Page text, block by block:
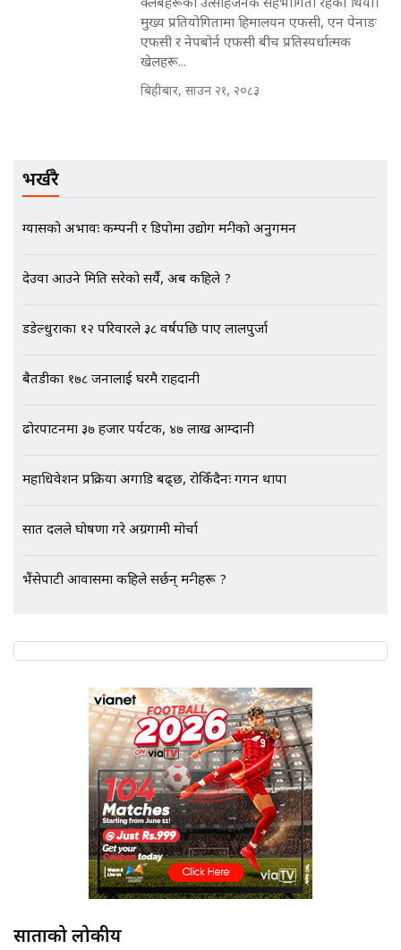
मृतकका परिवारप्रति मेडिकल काउन्सीलको
बदनियत ! न्याय खोज्दै भौतारिदै सुवास
कनेक्सन ! || VISIT VISA SCAM
गायब || Everest Hospital
क्लबहरूको उत्साहजनक सहभागिता रहेको थियो।
मुख्य प्रतियोगितामा हिमालयन एफसी, एन पेनाङ
एफसी र नेपबोर्न एफसी बीच प्रतिस्पर्धात्मक
खेलहरू...
बिहीबार, साउन २१, २०८३
भर्खरै
ग्यासको अभावः कम्पनी र डिपोमा उद्योग मन्त्रीको अनुगमन
देउवा आउने मिति सरेको सर्यै, अब कहिले ?
डडेल्धुराका १२ परिवारले ३८ वर्षपछि पाए लालपुर्जा
बैतडीका १७८ जनालाई घरमै राहदानी
ढोरपाटनमा ३७ हजार पर्यटक, ४७ लाख आम्दानी
महाधिवेशन प्रक्रिया अगाडि बढ्छ, रोकिँदैनः गगन थापा
सात दलले घोषणा गरे अग्रगामी मोर्चा
भैंसेपाटी आवासमा कहिले सर्छन् मन्त्रीहरू ?
साताको लोकप्रीय